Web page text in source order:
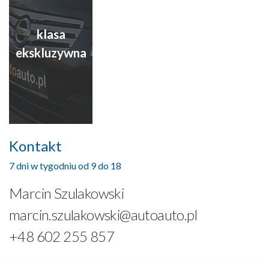
klasa
ekskluzywna
Kontakt
7 dni w tygodniu od 9 do 18
Marcin Szulakowski
marcin.szulakowski@autoauto.pl
+48 602 255 857